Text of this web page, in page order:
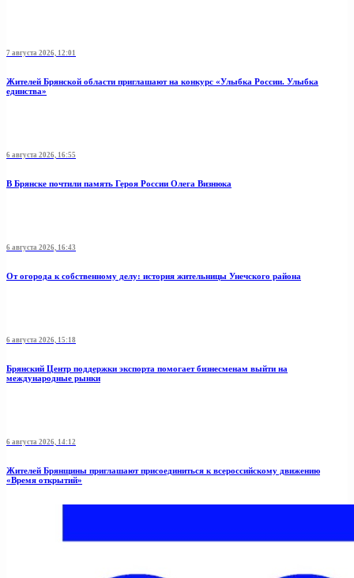
7 августа 2026, 12:01
Жителей Брянской области приглашают на конкурс «Улыбка России. Улыбка
единства»
6 августа 2026, 16:55
В Брянске почтили память Героя России Олега Визнюка
6 августа 2026, 16:43
От огорода к собственному делу: история жительницы Унечского района
6 августа 2026, 15:18
Брянский Центр поддержки экспорта помогает бизнесменам выйти на
международные рынки
6 августа 2026, 14:12
Жителей Брянщины приглашают присоединиться к всероссийскому движению
«Время открытий»